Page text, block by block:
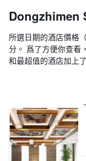
Dongzhimen
所選日期的酒店價格
分。 爲了方便你查看
和最超值的酒店加上